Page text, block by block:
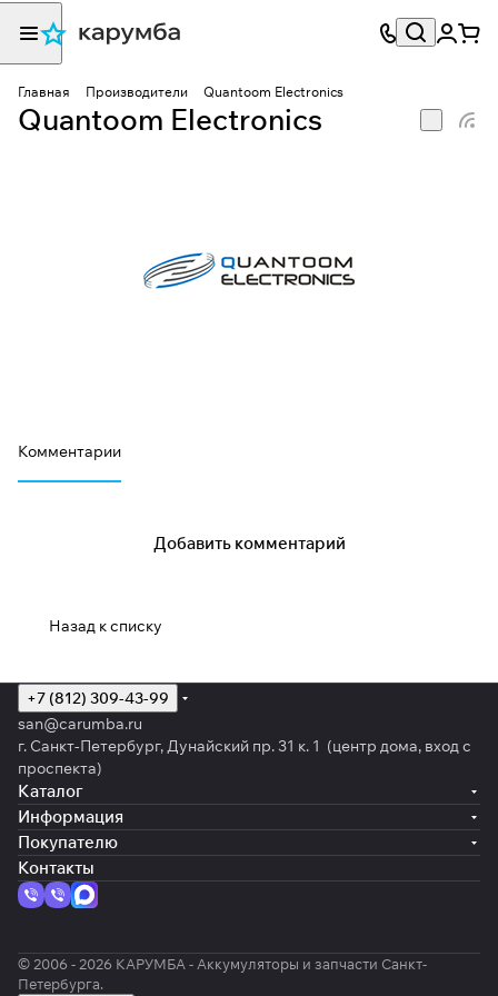
Главная Производители Quantoom Electronics
Quantoom Electronics
Комментарии
Добавить комментарий
Назад к списку
+7 (812) 309-43-99
san@carumba.ru
г. Санкт-Петербург, Дунайский пр. 31 к. 1 (центр дома, вход с
проспекта)
Каталог
Информация
Покупателю
Контакты
© 2006 - 2026 КАРУМБА - Аккумуляторы и запчасти Санкт-
Петербурга.